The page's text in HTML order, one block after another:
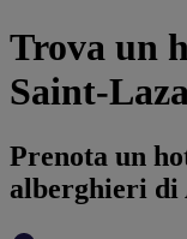
Trova un
Saint-
Prenota un
alberghieri di